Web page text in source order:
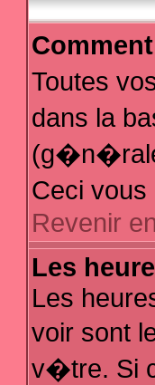
Toutes
dans la
Ceci
Revenir
Les
Les
voir sont
v�tre. Si